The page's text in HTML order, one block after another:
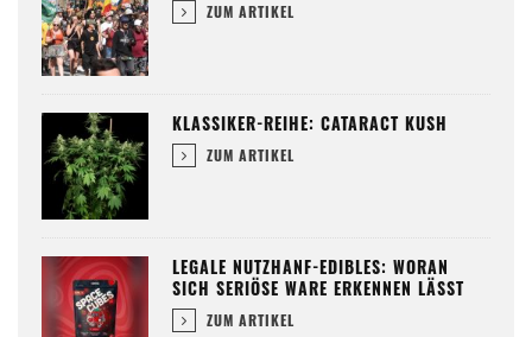
ZUM ARTIKEL
KLASSIKER-REIHE: CATARACT KUSH
ZUM ARTIKEL
LEGALE NUTZHANF-EDIBLES: WORAN
SICH SERIÖSE WARE ERKENNEN LÄSST
ZUM ARTIKEL